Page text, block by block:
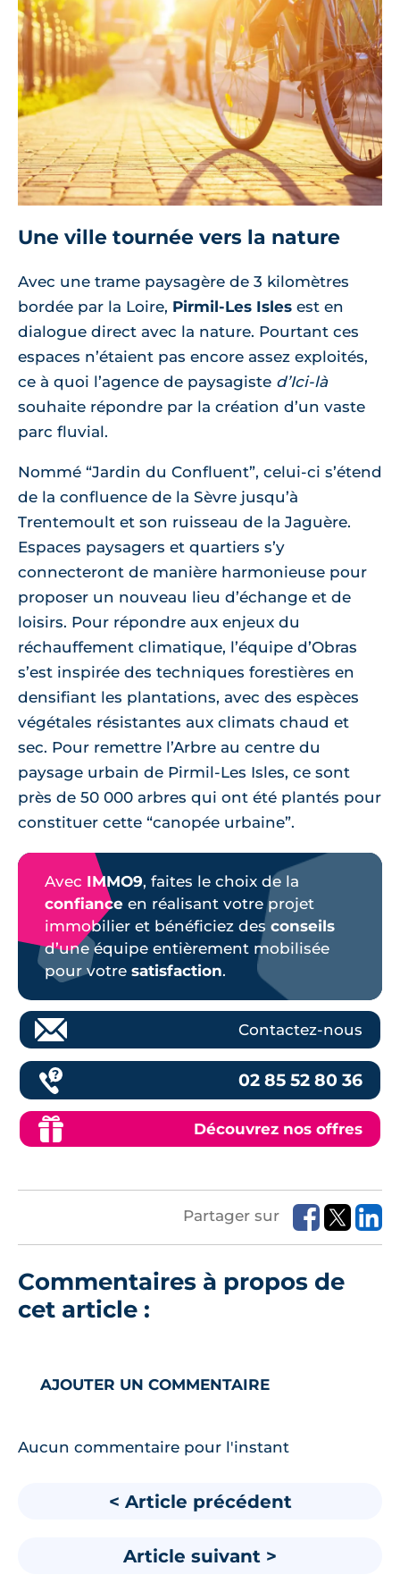
Une ville tournée vers la nature
Avec une trame paysagère de 3 kilomètres
bordée par la Loire, Pirmil-Les Isles est en
dialogue direct avec la nature. Pourtant ces
espaces n’étaient pas encore assez exploités,
ce à quoi l’agence de paysagiste d’Ici-là
souhaite répondre par la création d’un vaste
parc fluvial.
Nommé “Jardin du Confluent”, celui-ci s’étend
de la confluence de la Sèvre jusqu’à
Trentemoult et son ruisseau de la Jaguère.
Espaces paysagers et quartiers s’y
connecteront de manière harmonieuse pour
proposer un nouveau lieu d’échange et de
loisirs. Pour répondre aux enjeux du
réchauffement climatique, l’équipe d’Obras
s’est inspirée des techniques forestières en
densifiant les plantations, avec des espèces
végétales résistantes aux climats chaud et
sec. Pour remettre l’Arbre au centre du
paysage urbain de Pirmil-Les Isles, ce sont
près de 50 000 arbres qui ont été plantés pour
constituer cette “canopée urbaine”.
Avec IMMO9, faites le choix de la
confiance en réalisant votre projet
immobilier et bénéficiez des conseils
d’une équipe entièrement mobilisée
pour votre satisfaction.
Contactez-nous
02 85 52 80 36
Découvrez nos offres
Partager sur
Commentaires à propos de
cet article :
AJOUTER UN COMMENTAIRE
Aucun commentaire pour l'instant
< Article précédent
Article suivant >